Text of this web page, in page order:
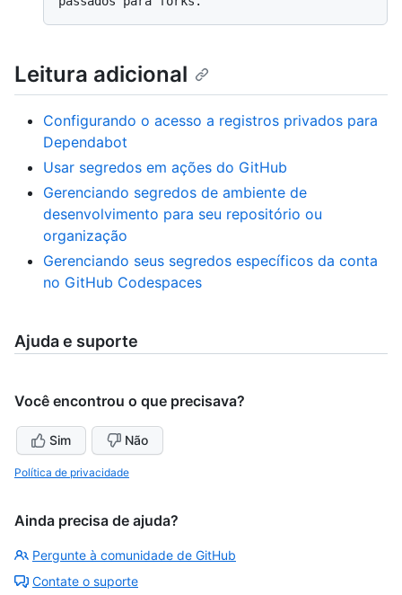
Leitura adicional
Configurando o acesso a registros privados para
Dependabot
Usar segredos em ações do GitHub
Gerenciando segredos de ambiente de
desenvolvimento para seu repositório ou
organização
Gerenciando seus segredos específicos da conta
no GitHub Codespaces
Ajuda e suporte
Você encontrou o que precisava?
Sim Não
Política de privacidade
Ainda precisa de ajuda?
Pergunte à comunidade de GitHub
Contate o suporte